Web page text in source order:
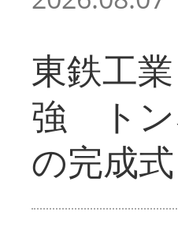
東鉄工
強 トン
の完成式